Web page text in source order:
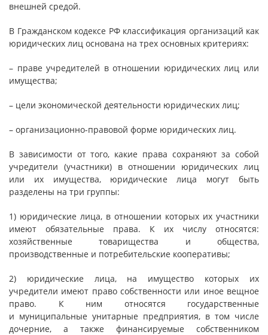
внешней средой.
В Гражданском кодексе РФ классификация организаций как
юридических лиц основана на трех основных критериях:
– праве учредителей в отношении юридических лиц или
имущества;
– цели экономической деятельности юридических лиц;
– организационно-правовой форме юридических лиц.
В зависимости от того, какие права сохраняют за собой
учредители (участники) в отношении юридических лиц
или их имущества, юридические лица могут быть
разделены на три группы:
1) юридические лица, в отношении которых их участники
имеют обязательные права. К их числу относятся:
хозяйственные товарищества и общества,
производственные и потребительские кооперативы;
2) юридические лица, на имущество которых их
учредители имеют право собственности или иное вещное
право. К ним относятся государственные
и муниципальные унитарные предприятия, в том числе
дочерние, а также финансируемые собственником